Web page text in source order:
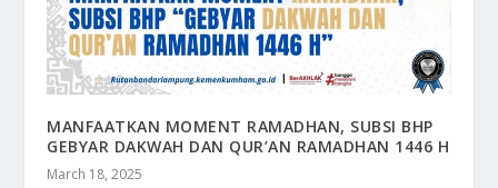
MANFAATKAN MOMENT RAMADHAN, SUBSI BHP
GEBYAR DAKWAH DAN QUR’AN RAMADHAN 1446 H
March 18, 2025